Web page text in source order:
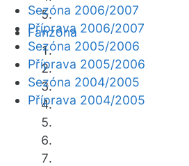
Fanzóna
Sezóna 2006/2007
Příprava 2006/2007
Sezóna 2005/2006
Příprava 2005/2006
Sezóna 2004/2005
Příprava 2004/2005